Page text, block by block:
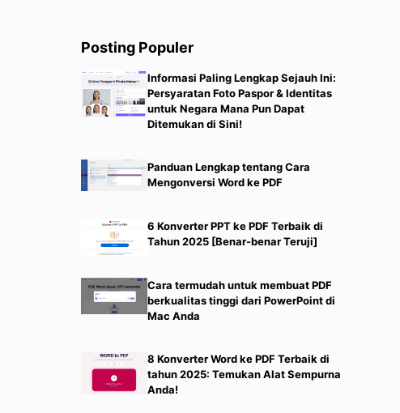
Posting Populer
Informasi Paling Lengkap Sejauh Ini:
Persyaratan Foto Paspor & Identitas
untuk Negara Mana Pun Dapat
Ditemukan di Sini!
Panduan Lengkap tentang Cara
Mengonversi Word ke PDF
6 Konverter PPT ke PDF Terbaik di
Tahun 2025 [Benar-benar Teruji]
Cara termudah untuk membuat PDF
berkualitas tinggi dari PowerPoint di
Mac Anda
8 Konverter Word ke PDF Terbaik di
tahun 2025: Temukan Alat Sempurna
Anda!